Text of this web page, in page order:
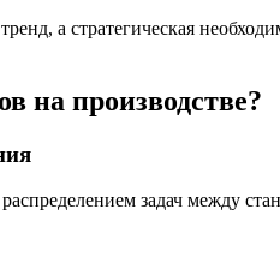
а стратегическая
на производстве?
задач между